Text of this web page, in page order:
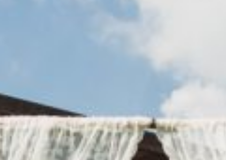
Freie Trauung zu zweit: Elopement Trauung
Freie Trauung auf dem SchiffFreie Trauung in den Bergen
Rituale in einer freien TrauungFreie Trauung auf Russisch